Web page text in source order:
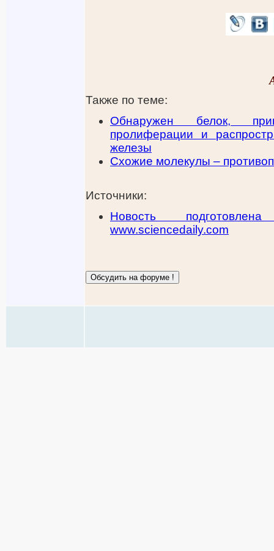
Также по теме:
Обнаружен белок,
пролиферации и
железы
Схожие молекулы –
Источники:
Новость
www.sciencedaily.com